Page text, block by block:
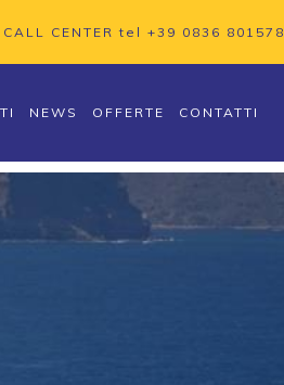
CALL CENTER tel +39 0836 801578
NEWS OFFERTE CONTATTI